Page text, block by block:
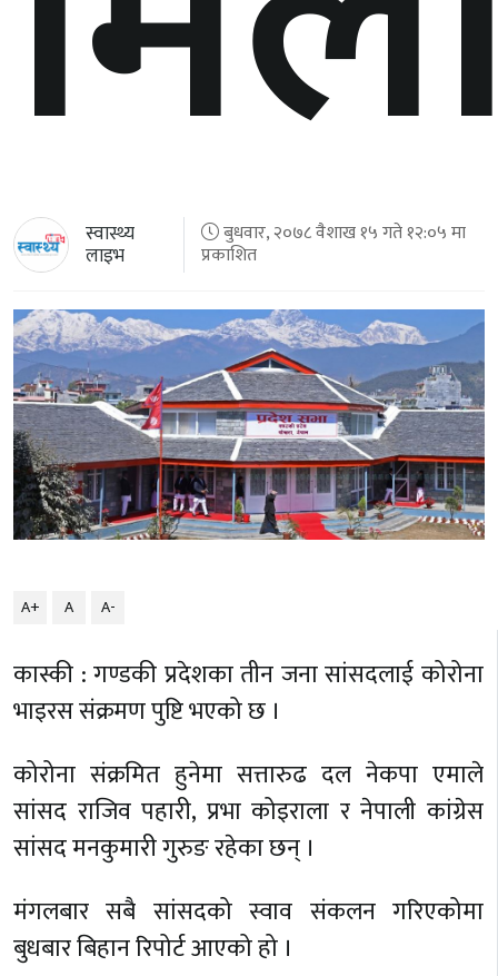
स्वास्थ्य
लाइभ
बुधवार, २०७८ वैशाख १५ गते १२:०५ मा
प्रकाशित
A+ A A-
कास्की : गण्डकी प्रदेशका तीन जना सांसदलाई कोरोना
भाइरस संक्रमण पुष्टि भएको छ ।
कोरोना संक्रमित हुनेमा सत्तारुढ दल नेकपा एमाले
सांसद राजिव पहारी, प्रभा कोइराला र नेपाली कांग्रेस
सांसद मनकुमारी गुरुङ रहेका छन् ।
मंगलबार सबै सांसदको स्वाव संकलन गरिएकोमा
बुधबार बिहान रिपोर्ट आएको हो ।